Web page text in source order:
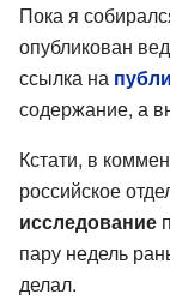
Пока я
опубликован
ссылка на
содержание, а
Кстати, в
российское
исследование
пару недель
делал.